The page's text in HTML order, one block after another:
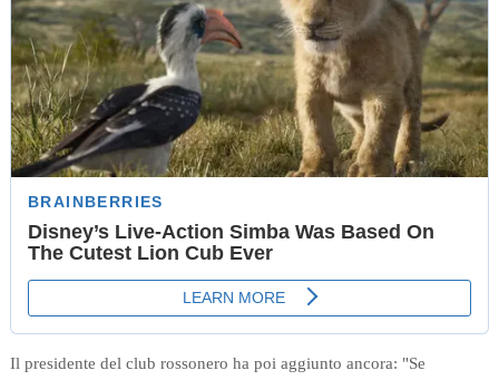
Il presidente del club rossonero ha poi aggiunto ancora: "Se